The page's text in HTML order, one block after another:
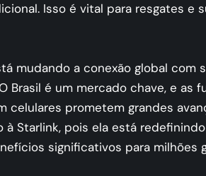
Isso é vital para resgates e
mudando a conexão global com
Brasil é um mercado chave, e as
celulares prometem grandes
à Starlink, pois ela está
significativos para milhões